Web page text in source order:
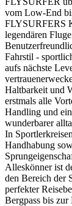
vom Low-End
FLYSURFERS
legendären
Fahrstil -
aufs nächste
Haltbarkeit und
erstmals alle
Handling und
wunderbarer
In
Handhabung
Alleskönner ist
den Bereich der
perfekter
Bergpass bis zur